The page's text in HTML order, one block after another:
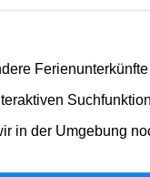
in der Umgebung